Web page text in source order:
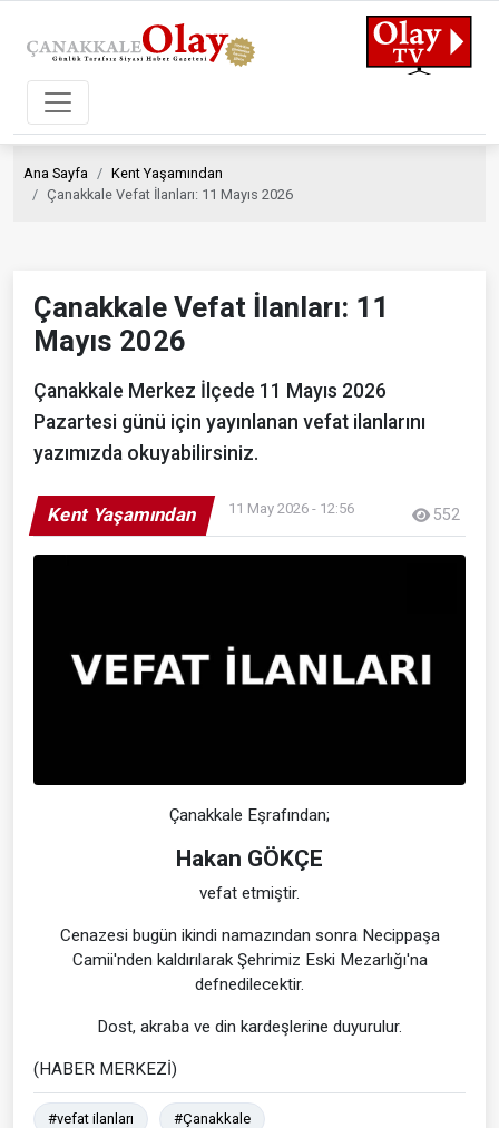
Ana Sayfa
Kent Yaşamından
Çanakkale Vefat İlanları: 11 Mayıs 2026
Çanakkale Vefat İlanları: 11
Mayıs 2026
Çanakkale Merkez İlçede 11 Mayıs 2026
Pazartesi günü için yayınlanan vefat ilanlarını
yazımızda okuyabilirsiniz.
Kent Yaşamından 11 May 2026 - 12:56 552
Çanakkale Eşrafından;
Hakan GÖKÇE
vefat etmiştir.
Cenazesi bugün ikindi namazından sonra Necippaşa
Camii'nden kaldırılarak Şehrimiz Eski Mezarlığı'na
defnedilecektir.
Dost, akraba ve din kardeşlerine duyurulur.
(HABER MERKEZİ)
#vefat ilanları #Çanakkale